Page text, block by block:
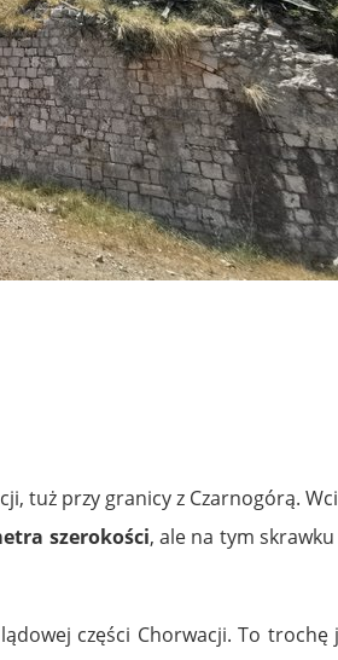
tuż przy granicy z Czarnogórą.
szerokości, ale na tym
części Chorwacji. To